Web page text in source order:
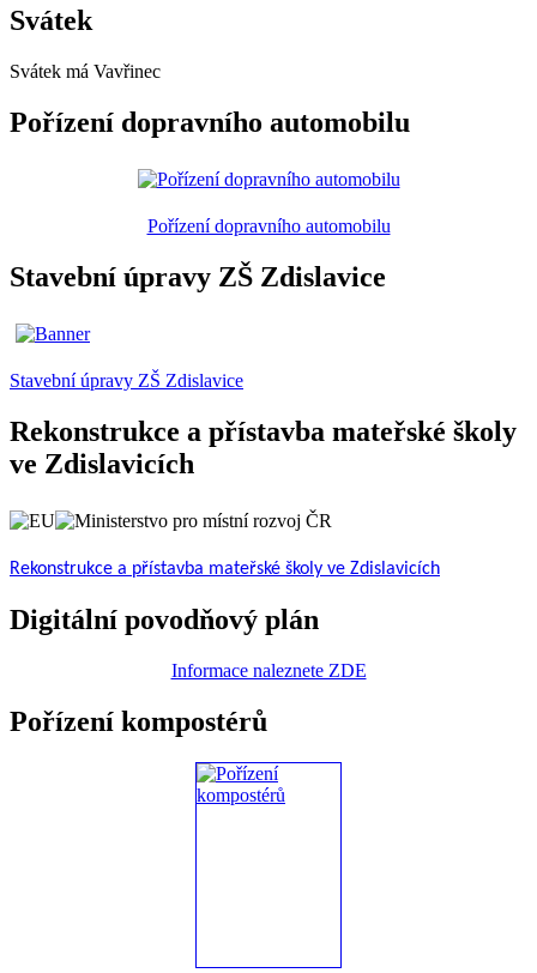
Svátek
Svátek má Vavřinec
Pořízení dopravního automobilu
Pořízení dopravního automobilu
Stavební úpravy ZŠ Zdislavice
Stavební úpravy ZŠ Zdislavice
Rekonstrukce a přístavba mateřské školy
ve Zdislavicích
Rekonstrukce a přístavba mateřské školy ve Zdislavicích
Digitální povodňový plán
Informace naleznete ZDE
Pořízení kompostérů